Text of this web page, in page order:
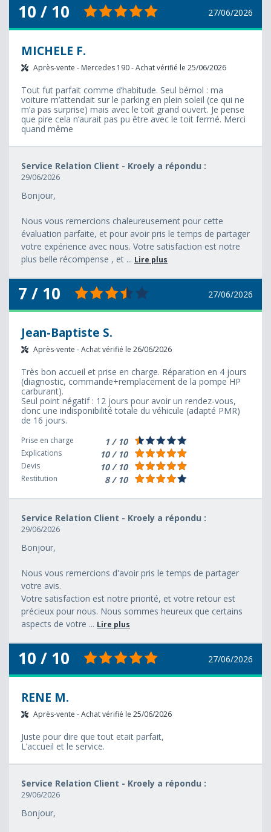
10 / 10 27/06/2026
MICHELE F.
Après-vente - Mercedes 190 - Achat vérifié le 25/06/2026
Tout fut parfait comme d’habitude. Seul bémol : ma
voiture m’attendait sur le parking en plein soleil (ce qui ne
m’a pas surprise) mais avec le toit grand ouvert. Je pense
que pire cela n’aurait pas pu être avec le toit fermé. Merci
quand même
Service Relation Client - Kroely a répondu :
29/06/2026
Bonjour,
Nous vous remercions chaleureusement pour cette
évaluation parfaite, et pour avoir pris le temps de partager
votre expérience avec nous. Votre satisfaction est notre
plus belle récompense , et ... Lire plus
7 / 10 27/06/2026
Jean-Baptiste S.
Après-vente - Achat vérifié le 26/06/2026
Très bon accueil et prise en charge. Réparation en 4 jours
(diagnostic, commande+remplacement de la pompe HP
carburant).
Seul point négatif : 12 jours pour avoir un rendez-vous,
donc une indisponibilité totale du véhicule (adapté PMR)
de 16 jours.
Prise en charge 1 / 10
Explications 10 / 10
Devis 10 / 10
Restitution 8 / 10
Service Relation Client - Kroely a répondu :
29/06/2026
Bonjour,
Nous vous remercions d'avoir pris le temps de partager
votre avis.
Votre satisfaction est notre priorité, et votre retour est
précieux pour nous. Nous sommes heureux que certains
aspects de votre ... Lire plus
10 / 10 27/06/2026
RENE M.
Après-vente - Achat vérifié le 25/06/2026
Juste pour dire que tout etait parfait,
L’accueil et le service.
Service Relation Client - Kroely a répondu :
29/06/2026
Bonjour,